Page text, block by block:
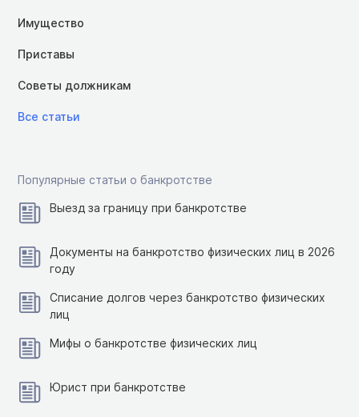
Имущество
Приставы
Советы должникам
Все статьи
Популярные статьи о банкротстве
Выезд за границу при банкротстве
Документы на банкротство физических лиц в 2026
году
Списание долгов через банкротство физических
лиц
Мифы о банкротстве физических лиц
Юрист при банкротстве